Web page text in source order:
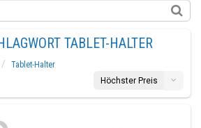
TABLET-HALTER
Tablet-Halter
Höchster Preis